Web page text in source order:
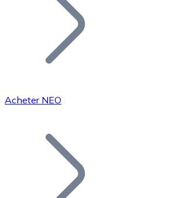
Bitcoin
Acheter NEO